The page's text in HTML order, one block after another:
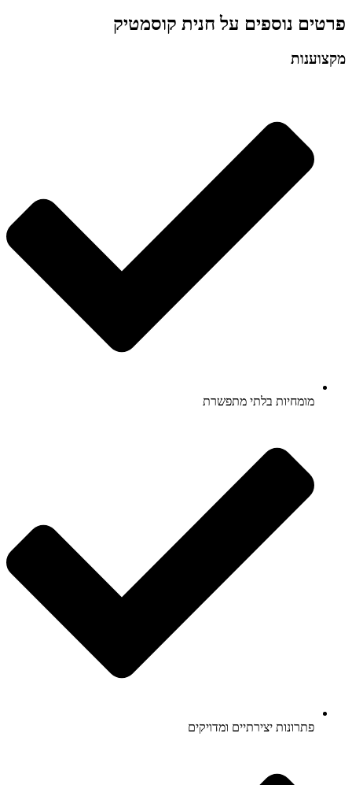
פרטים נוספים על חנית קוסמטיק
מקצוענות
מומחיות בלתי מתפשרת
פתרונות יצירתיים ומדויקים